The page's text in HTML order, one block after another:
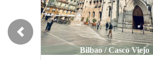
Bilbao / Casco ViejoBilbao / Casco Viejo
Previous